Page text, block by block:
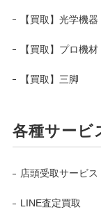
【買取】光学機器
【買取】プロ機材
【買取】三脚
各種サービ
店頭受取サービス
LINE査定買取